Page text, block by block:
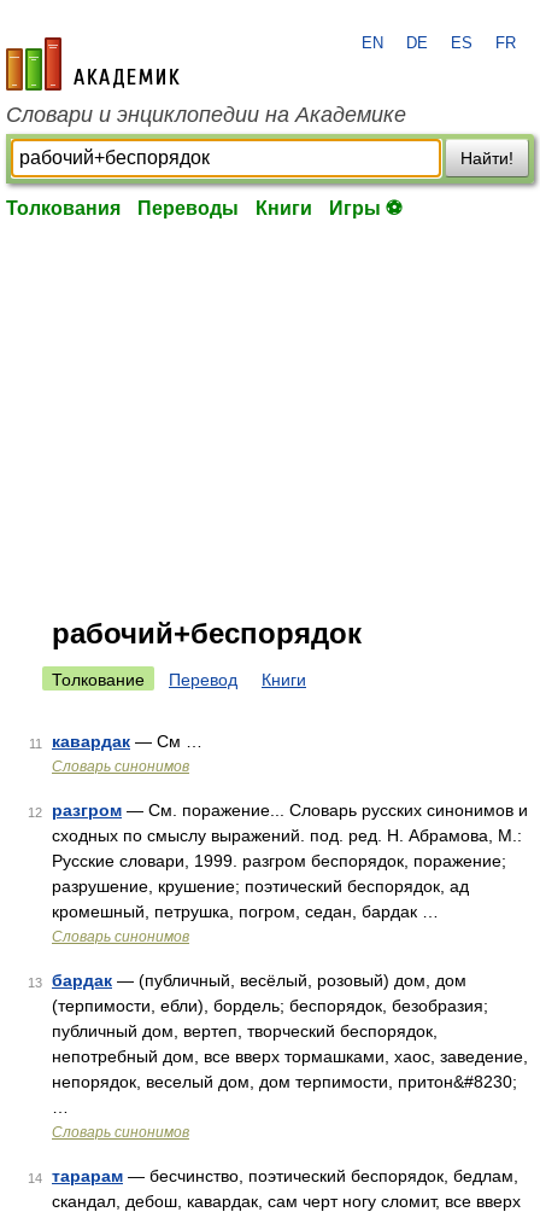
academic.ru
EN DE ES FR
Словари и энциклопедии на Академике
Найти!
Толкования Переводы Книги Игры ⚽
рабочий+беспорядок
Толкование Перевод Книги
11 кавардак — См …
Словарь синонимов
12 разгром — См. поражение... Словарь русских синонимов и
сходных по смыслу выражений. под. ред. Н. Абрамова, М.:
Русские словари, 1999. разгром беспорядок, поражение;
разрушение, крушение; поэтический беспорядок, ад
кромешный, петрушка, погром, седан, бардак …
Словарь синонимов
13 бардак — (публичный, весёлый, розовый) дом, дом
(терпимости, ебли), бордель; беспорядок, безобразия;
публичный дом, вертеп, творческий беспорядок,
непотребный дом, все вверх тормашками, хаос, заведение,
непорядок, веселый дом, дом терпимости, притон&#8230;
Словарь синонимов
14 тарарам — бесчинство, поэтический беспорядок, бедлам,
скандал, дебош, кавардак, сам черт ногу сломит, все вверх